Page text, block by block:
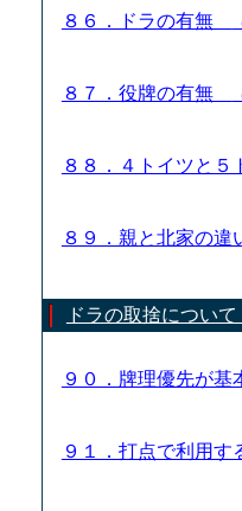
８６．ドラの有無
８７．役牌の有無
８８．４トイツと
８９．親と北家の
ドラの取捨につい
９０．牌理優先が
９１．打点で利用